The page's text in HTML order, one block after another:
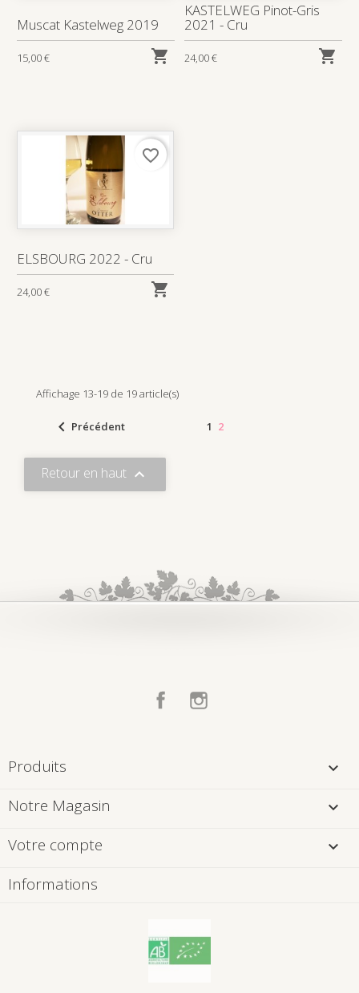
Muscat Kastelweg 2019
15,00 € 
KASTELWEG Pinot-Gris
2021 - Cru
24,00 € 
ELSBOURG 2022 - Cru
24,00 € 
favorite_border
Affichage 13-19 de 19 article(s)
 Précédent 1 2
Retour en haut 
Facebook
Produits 
Notre Magasin 
Votre compte 
Informations